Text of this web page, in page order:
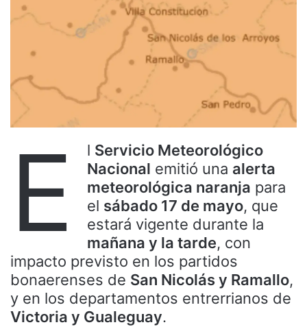
E l Servicio Meteorológico
Nacional emitió una alerta
meteorológica naranja para
el sábado 17 de mayo, que
estará vigente durante la
mañana y la tarde, con
impacto previsto en los partidos
bonaerenses de San Nicolás y Ramallo,
y en los departamentos entrerrianos de
Victoria y Gualeguay.